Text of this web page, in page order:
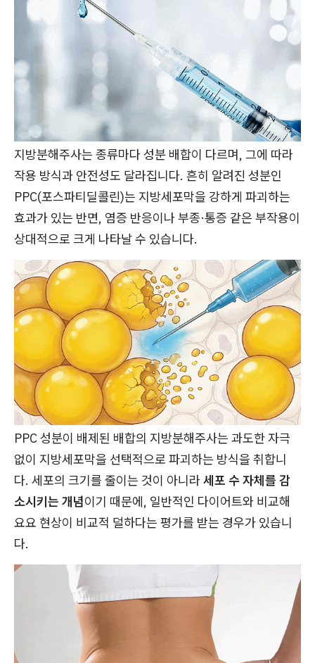
지방분해주사는 종류마다 성분 배합이 다르며, 그에 따라
작용 방식과 안전성도 달라집니다. 흔히 알려진 성분인
PPC(포스파티딜콜린)는 지방세포막을 강하게 파괴하는
효과가 있는 반면, 염증 반응이나 부종·통증 같은 부작용이
상대적으로 크게 나타날 수 있습니다.
PPC 성분이 배제된 배합의 지방분해주사는 과도한 자극
없이 지방세포막을 선택적으로 파괴하는 방식을 취합니
다. 세포의 크기를 줄이는 것이 아니라세포 수 자체를 감
소시키는 개념이기 때문에, 일반적인 다이어트와 비교해
요요 현상이 비교적 덜하다는 평가를 받는 경우가 있습니
다.